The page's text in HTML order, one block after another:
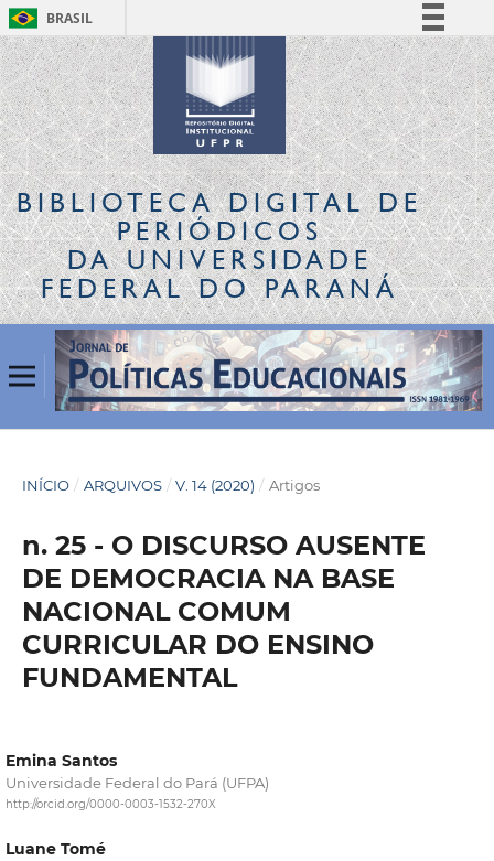
BRASIL
Simplifique!
Comunica BR
Participe
Acesso à informação
Legislação
Canais
BIBLIOTECA DIGITALDE
PERIÓDICOS
DA UNIVERSIDADE
FEDERAL DO PARANÁ
INÍCIO / ARQUIVOS / V. 14 (2020) / Artigos
n. 25 - O DISCURSO AUSENTE
DE DEMOCRACIA NA BASE
NACIONAL COMUM
CURRICULAR DO ENSINO
FUNDAMENTAL
Emina Santos
Universidade Federal do Pará (UFPA)
http://orcid.org/0000-0003-1532-270X
Luane Tomé